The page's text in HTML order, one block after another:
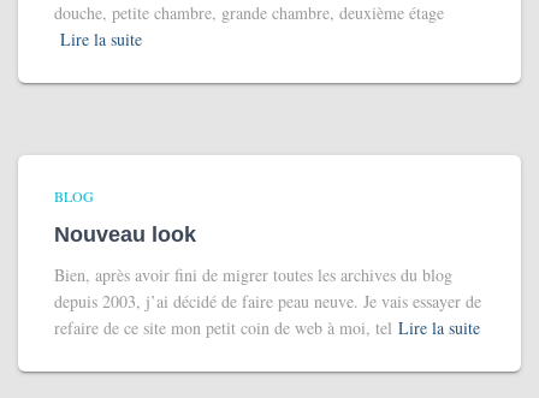
douche, petite chambre, grande chambre, deuxième étage
Lire la suite
BLOG
Nouveau look
Bien, après avoir fini de migrer toutes les archives du blog
depuis 2003, j’ai décidé de faire peau neuve. Je vais essayer de
refaire de ce site mon petit coin de web à moi, tel Lire la suite